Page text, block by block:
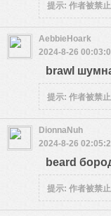
提示: 作者被禁
AebbieHoark
2024-8-26
brawl
提示: 作者被禁
DionnaNuh
2024-8-26
beard
提示: 作者被禁